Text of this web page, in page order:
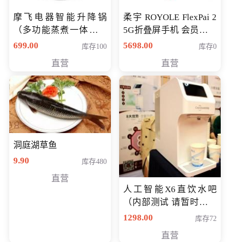
摩飞电器智能升降锅
（多功能蒸煮一体锅）
（智能升降养生锅） 会
699.00 库存100
直营
柔宇 ROYOLE FlexPai 2
5G折叠屏手机 会员专享
购买价格 4998元
5698.00 库存0
直营
洞庭湖草鱼
9.90
库存480
直营
人工智能X6直饮水吧
（内部测试 请暂时不要
购买）
1298.00 库存72
直营